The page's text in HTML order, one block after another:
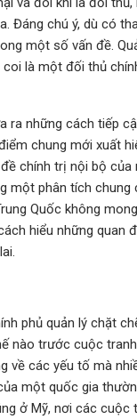
Đáng chú ý, dù có
một số vấn đề.
là một đối thủ
ra những cách tiếp
chung mới xuất
chính trị nội bộ
phân tích chung
Quốc không
hiểu những
phủ quản lý chặt
nào trước cuộc
về các yếu tố mà
một quốc gia
ở Mỹ, nơi các